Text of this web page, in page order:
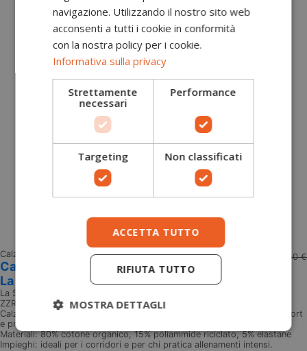
Calze tecniche outdoor
Calze Trail Running Sprint Trail Socks
La Sportiva
La Sportiva
ZZRS017
20,50 €
Calzini da corsa Sprint Trail Socks Calzini che regalano massimo comfort
e prestazioni, super resistenti. Taglie Disponibili: S - M - L - XL - 2XL
Materiali: 80% cotone organico, 15% poliammide riciclato, 5% elastane
Impieghi: ideali per i corridori e per chi pratica allenamenti intensi.
navigazione. Utilizzando il nostro sito web
acconsenti a tutti i cookie in conformità
con la nostra policy per i cookie.
Informativa sulla privacy
Strettamente
necessari
Performance
Targeting Non classificati
ACCETTA TUTTO
RIFIUTA TUTTO
MOSTRA DETTAGLI